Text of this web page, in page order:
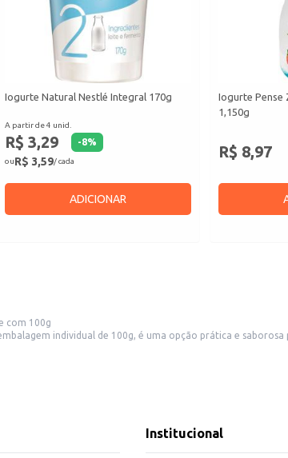
Iogurte Natural Nestlé Integral 170g
A partir de 4 unid.
R$ 3,29 -8%
ouR$ 3,59/ cada
ADICIONAR
Iogurte Pense
1,150g
R$ 8,97
com 100g
individual de 100g, é uma opção prática e
ou sobremesas.
praticidade e sabor em uma porção individual, sendo uma
Institucional